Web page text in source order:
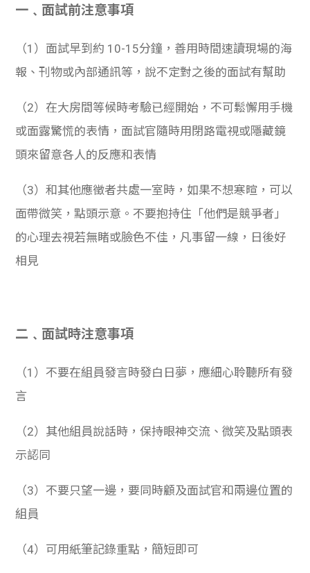
一﹑面試前注意事項
（1）面試早到約 10-15分鐘，善用時間速讀現場的海
報、刊物或內部通訊等，說不定對之後的面試有幫助
（2）在大房間等候時考驗已經開始，不可鬆懈用手機
或面露驚慌的表情，面試官隨時用閉路電視或隱藏鏡
頭來留意各人的反應和表情
（3）和其他應徵者共處一室時，如果不想寒暄，可以
面帶微笑，點頭示意。不要抱持住「他們是競爭者」
的心理去視若無睹或臉色不佳，凡事留一線，日後好
相見
二﹑面試時注意事項
（1）不要在組員發言時發白日夢，應細心聆聽所有發
言
（2）其他組員說話時，保持眼神交流、微笑及點頭表
示認同
（3）不要只望一邊，要同時顧及面試官和兩邊位置的
組員
（4）可用紙筆記錄重點，簡短即可